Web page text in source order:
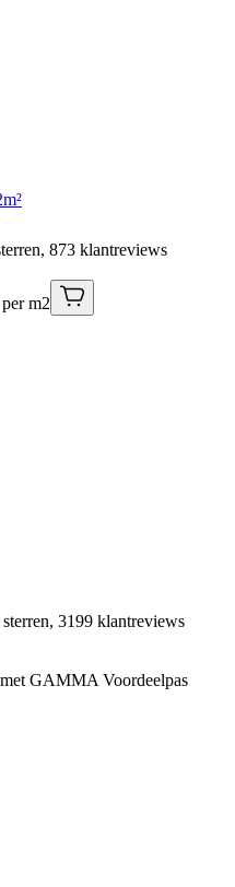
873 klantreviews
m2
3199 klantreviews
GAMMA Voordeelpas